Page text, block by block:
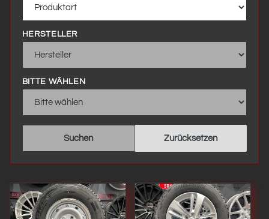
HERSTELLER
BITTE WÄHLEN
Suchen Zurücksetzen